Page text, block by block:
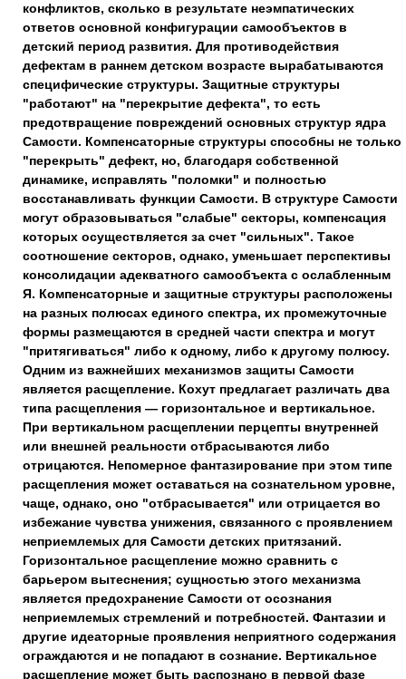
конфликтов, сколько в результате неэмпатических
ответов основной конфигурации самообъектов в
детский период развития. Для противодействия
дефектам в раннем детском возрасте вырабатываются
специфические структуры. Защитные структуры
"работают" на "перекрытие дефекта", то есть
предотвращение повреждений основных структур ядра
Самости. Компенсаторные структуры способны не только
"перекрыть" дефект, но, благодаря собственной
динамике, исправлять "поломки" и полностью
восстанавливать функции Самости. В структуре Самости
могут образовываться "слабые" секторы, компенсация
которых осуществляется за счет "сильных". Такое
соотношение секторов, однако, уменьшает перспективы
консолидации адекватного самообъекта с ослабленным
Я. Компенсаторные и защитные структуры расположены
на разных полюсах единого спектра, их промежуточные
формы размещаются в средней части спектра и могут
"притягиваться" либо к одному, либо к другому полюсу.
Одним из важнейших механизмов защиты Самости
является расщепление. Кохут предлагает различать два
типа расщепления — горизонтальное и вертикальное.
При вертикальном расщеплении перцепты внутренней
или внешней реальности отбрасываются либо
отрицаются. Непомерное фантазирование при этом типе
расщепления может оставаться на сознательном уровне,
чаще, однако, оно "отбрасывается" или отрицается во
избежание чувства унижения, связанного с проявлением
неприемлемых для Самости детских притязаний.
Горизонтальное расщепление можно сравнить с
барьером вытеснения; сущностью этого механизма
является предохранение Самости от осознания
неприемлемых стремлений и потребностей. Фантазии и
другие идеаторные проявления неприятного содержания
ограждаются и не попадают в сознание. Вертикальное
расщепление может быть распознано в первой фазе